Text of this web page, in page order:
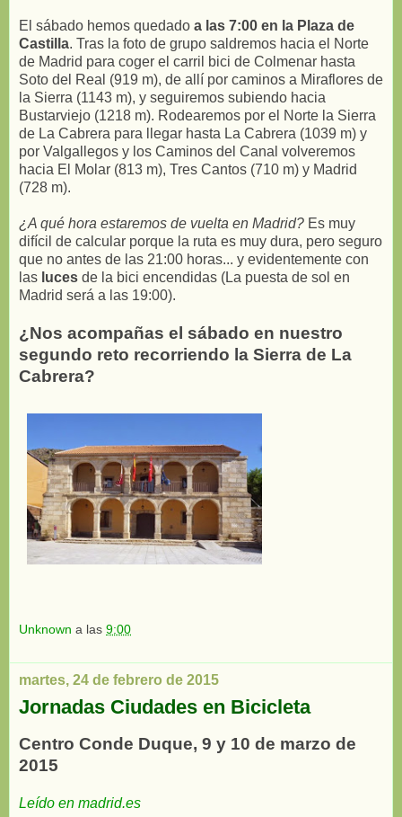
El sábado hemos quedado a las 7:00 en la Plaza de
Castilla. Tras la foto de grupo saldremos hacia el Norte
de Madrid para coger el carril bici de Colmenar hasta
Soto del Real (919 m), de allí por caminos a Miraflores de
la Sierra (1143 m), y seguiremos subiendo hacia
Bustarviejo (1218 m). Rodearemos por el Norte la Sierra
de La Cabrera para llegar hasta La Cabrera (1039 m) y
por Valgallegos y los Caminos del Canal volveremos
hacia El Molar (813 m), Tres Cantos (710 m) y Madrid
(728 m).
¿A qué hora estaremos de vuelta en Madrid? Es muy
difícil de calcular porque la ruta es muy dura, pero seguro
que no antes de las 21:00 horas... y evidentemente con
las luces de la bici encendidas (La puesta de sol en
Madrid será a las 19:00).
¿Nos acompañas el sábado en nuestro
segundo reto recorriendo la Sierra de La
Cabrera?
Unknown a las 9:00
martes, 24 de febrero de 2015
Jornadas Ciudades en Bicicleta
Centro Conde Duque, 9 y 10 de marzo de
2015
Leído en madrid.es